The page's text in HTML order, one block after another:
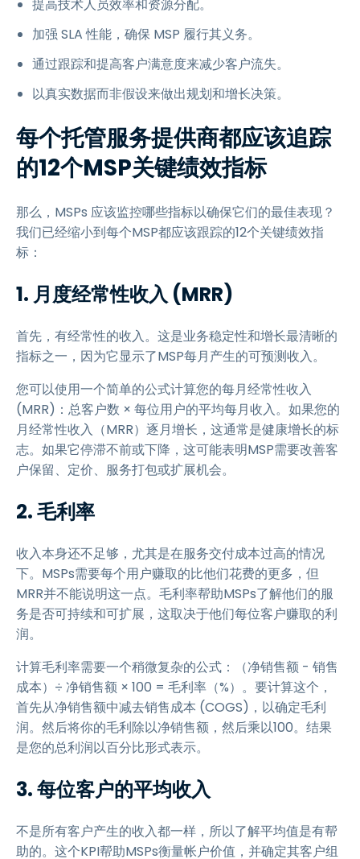
提高技术人员效率和资源分配。
加强 SLA 性能，确保 MSP 履行其义务。
通过跟踪和提高客户满意度来减少客户流失。
以真实数据而非假设来做出规划和增长决策。
每个托管服务提供商都应该追踪
的12个MSP关键绩效指标
那么，MSPs 应该监控哪些指标以确保它们的最佳表现？
我们已经缩小到每个MSP都应该跟踪的12个关键绩效指
标：
1. 月度经常性收入 (MRR)
首先，有经常性的收入。这是业务稳定性和增长最清晰的
指标之一，因为它显示了MSP每月产生的可预测收入。
您可以使用一个简单的公式计算您的每月经常性收入
(MRR)：总客户数 × 每位用户的平均每月收入。如果您的
月经常性收入（MRR）逐月增长，这通常是健康增长的标
志。如果它停滞不前或下降，这可能表明MSP需要改善客
户保留、定价、服务打包或扩展机会。
2. 毛利率
收入本身还不足够，尤其是在服务交付成本过高的情况
下。MSPs需要每个用户赚取的比他们花费的更多，但
MRR并不能说明这一点。毛利率帮助MSPs了解他们的服
务是否可持续和可扩展，这取决于他们每位客户赚取的利
润。
计算毛利率需要一个稍微复杂的公式：（净销售额 - 销售
成本）÷ 净销售额 × 100 = 毛利率（%）。要计算这个，
首先从净销售额中减去销售成本 (COGS)，以确定毛利
润。然后将你的毛利除以净销售额，然后乘以100。结果
是您的总利润以百分比形式表示。
3. 每位客户的平均收入
不是所有客户产生的收入都一样，所以了解平均值是有帮
助的。这个KPI帮助MSPs衡量帐户价值，并确定其客户组